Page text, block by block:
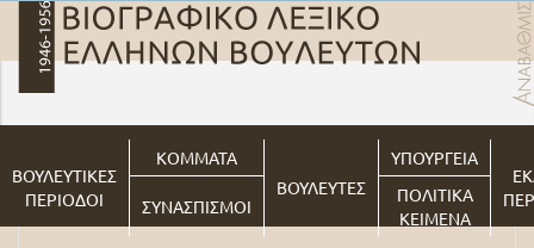
ΒΟΥΛΕΥΤΙΚΕΣ
ΠΕΡΙΟΔΟΙ
ΚΟΜΜΑΤΑ
ΒΟΥΛΕΥΤΕΣ
ΥΠΟΥΡΓΕΙΑ
ΣΥΝΑΣΠΙΣΜΟΙ
ΠΟΛΙΤΙΚΑ
ΚΕΙΜΕΝΑ